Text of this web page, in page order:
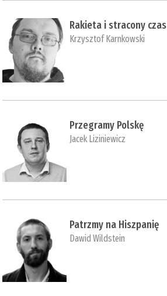
Rakieta i stracony czas
Krzysztof Karnkowski
Przegramy Polskę
Jacek Liziniewicz
Patrzmy na Hiszpanię
Dawid Wildstein